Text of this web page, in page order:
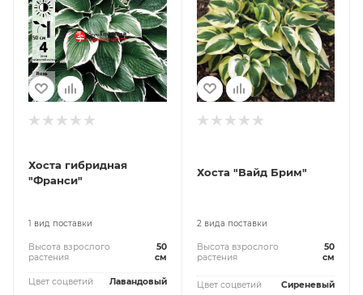
Хоста гибридная
"Франси"
1 вид поставки
Высота взрослого
растения
50
см
Цвет соцветий Лавандовый
Хоста "Вайд Брим"
2 вида поставки
Высота взрослого
растения
50
см
Цвет соцветий Сиреневый